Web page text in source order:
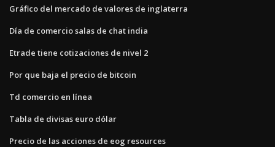
Gráfico del mercado de valores de inglaterra
Día de comercio salas de chat india
Etrade tiene cotizaciones de nivel 2
Por que baja el precio de bitcoin
Td comercio en línea
Tabla de divisas euro dólar
Precio de las acciones de eog resources